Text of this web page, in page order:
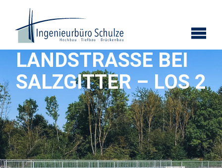
LANDSTRASSE BEI S
ALZGITTER – LOS 2